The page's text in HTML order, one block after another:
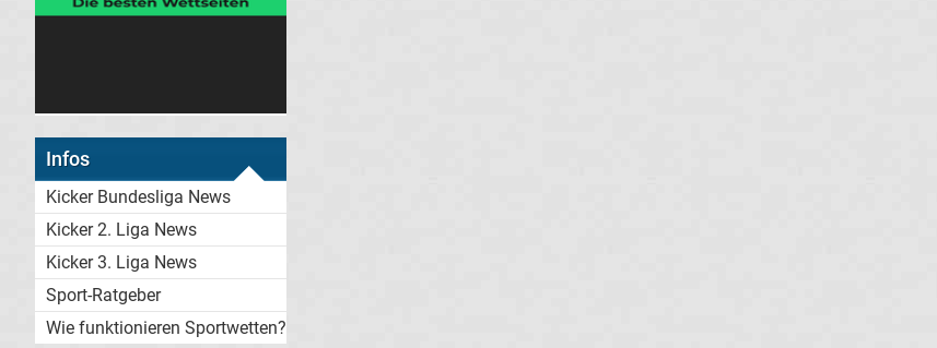
Infos
Kicker Bundesliga News
Kicker 2. Liga News
Kicker 3. Liga News
Sport-Ratgeber
Wie funktionieren Sportwetten?